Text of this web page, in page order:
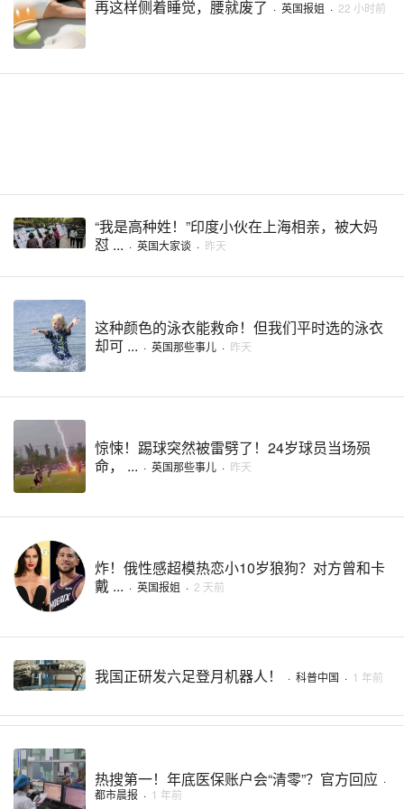
再这样侧着睡觉，腰就废了 · 英国报姐 · 22 小时前
“我是高种姓！”印度小伙在上海相亲，被大妈
怼 ... · 英国大家谈 · 昨天
这种颜色的泳衣能救命！但我们平时选的泳衣
却可 ... · 英国那些事儿 · 昨天
惊悚！踢球突然被雷劈了！24岁球员当场殒
命， ... · 英国那些事儿 · 昨天
炸！俄性感超模热恋小10岁狼狗？对方曾和卡
戴 ... · 英国报姐 · 2 天前
我国正研发六足登月机器人！ · 科普中国 · 1 年前
热搜第一！年底医保账户会“清零”？官方回应 ·
都市晨报 · 1 年前